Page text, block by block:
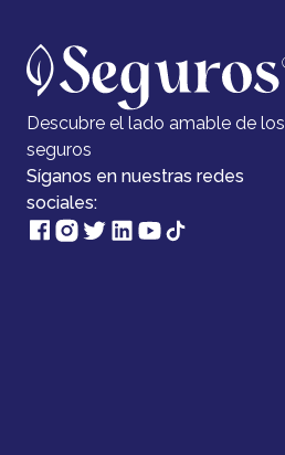
Descubre el lado amable de los
seguros
Síganos en nuestras redes
sociales: